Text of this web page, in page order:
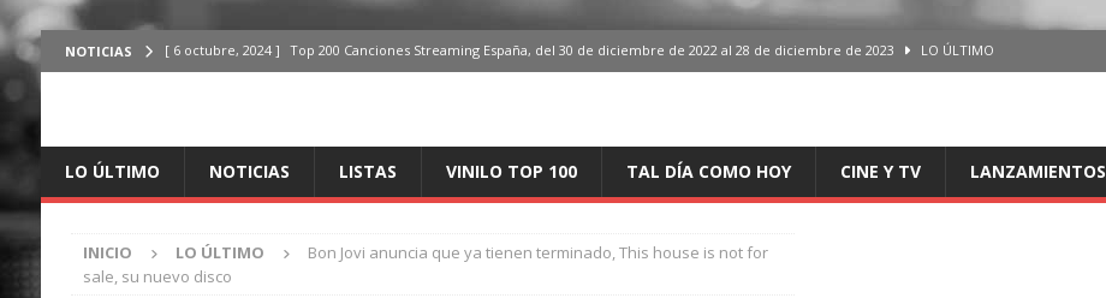
NOTICIAS [ 6 octubre, 2024 ] Top 200 Canciones Streaming España, del 30 de diciembre de 2022 al 28 de diciembre de 2023 LO ÚLTIMO
ÚLTIMO
ÚLTIMO
LO ÚLTIMO NOTICIAS LISTAS VINILO TOP 100 TAL DÍA COMO HOY CINE Y TV LANZAMIENTOS
INICIO LO ÚLTIMO
Bon Jovi anuncia que ya tienen terminado, This house is not for
sale, su nuevo disco